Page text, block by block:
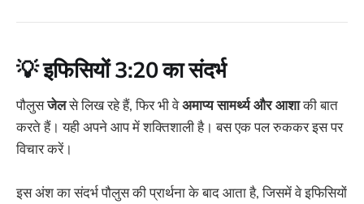
💡इफिसियों 3:20 का संदर्भ
पौलुसजेलसे लिख रहे हैं, फिर भी वेअमाप्य सामर्थ्य और आशाकी बात
करते हैं। यही अपने आप में शक्तिशाली है। बस एक पल रुककर इस पर
विचार करें।
इस अंश का संदर्भ पौलुस की प्रार्थना के बाद आता है, जिसमें वे इफिसियों